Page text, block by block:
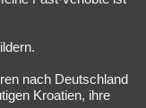
nach Deutschland
Kroatien, ihre